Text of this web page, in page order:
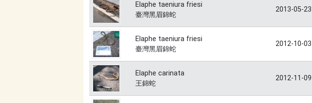
Elaphe taeniura friesi
臺灣黑眉錦蛇
2013-05-23
Elaphe taeniura friesi
臺灣黑眉錦蛇
2012-10-03
Elaphe carinata
王錦蛇
2012-11-09